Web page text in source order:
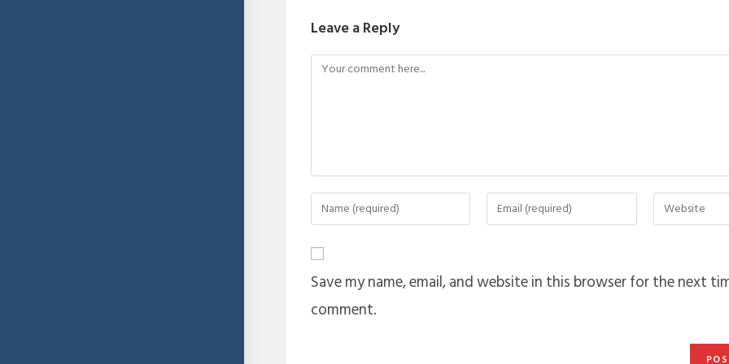
Leave a Reply
Save my name, email, and website in this browser for the next
comment.